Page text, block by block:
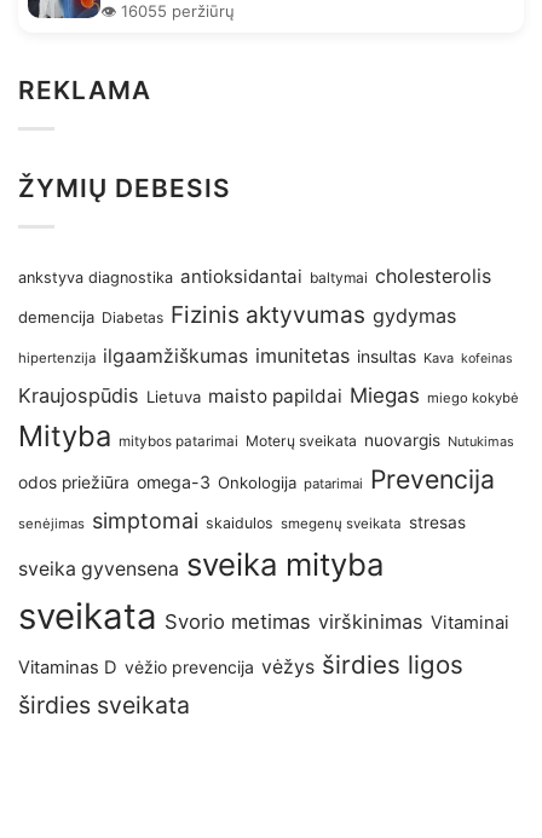
👁️ 16055 peržiūrų
REKLAMA
ŽYMIŲ DEBESIS
ankstyva diagnostika antioksidantai baltymai cholesterolis
demencija Diabetas Fizinis aktyvumas gydymas
hipertenzija ilgaamžiškumas imunitetas insultas Kava kofeinas
Kraujospūdis Lietuva maisto papildai Miegas miego kokybė
Mityba mitybos patarimai Moterų sveikata nuovargis Nutukimas
odos priežiūra omega-3 Onkologija patarimai Prevencija
senėjimas simptomai skaidulos smegenų sveikata stresas
sveika gyvensena sveika mityba
sveikata Svorio metimas virškinimas Vitaminai
Vitaminas D vėžio prevencija vėžys širdies ligos
širdies sveikata